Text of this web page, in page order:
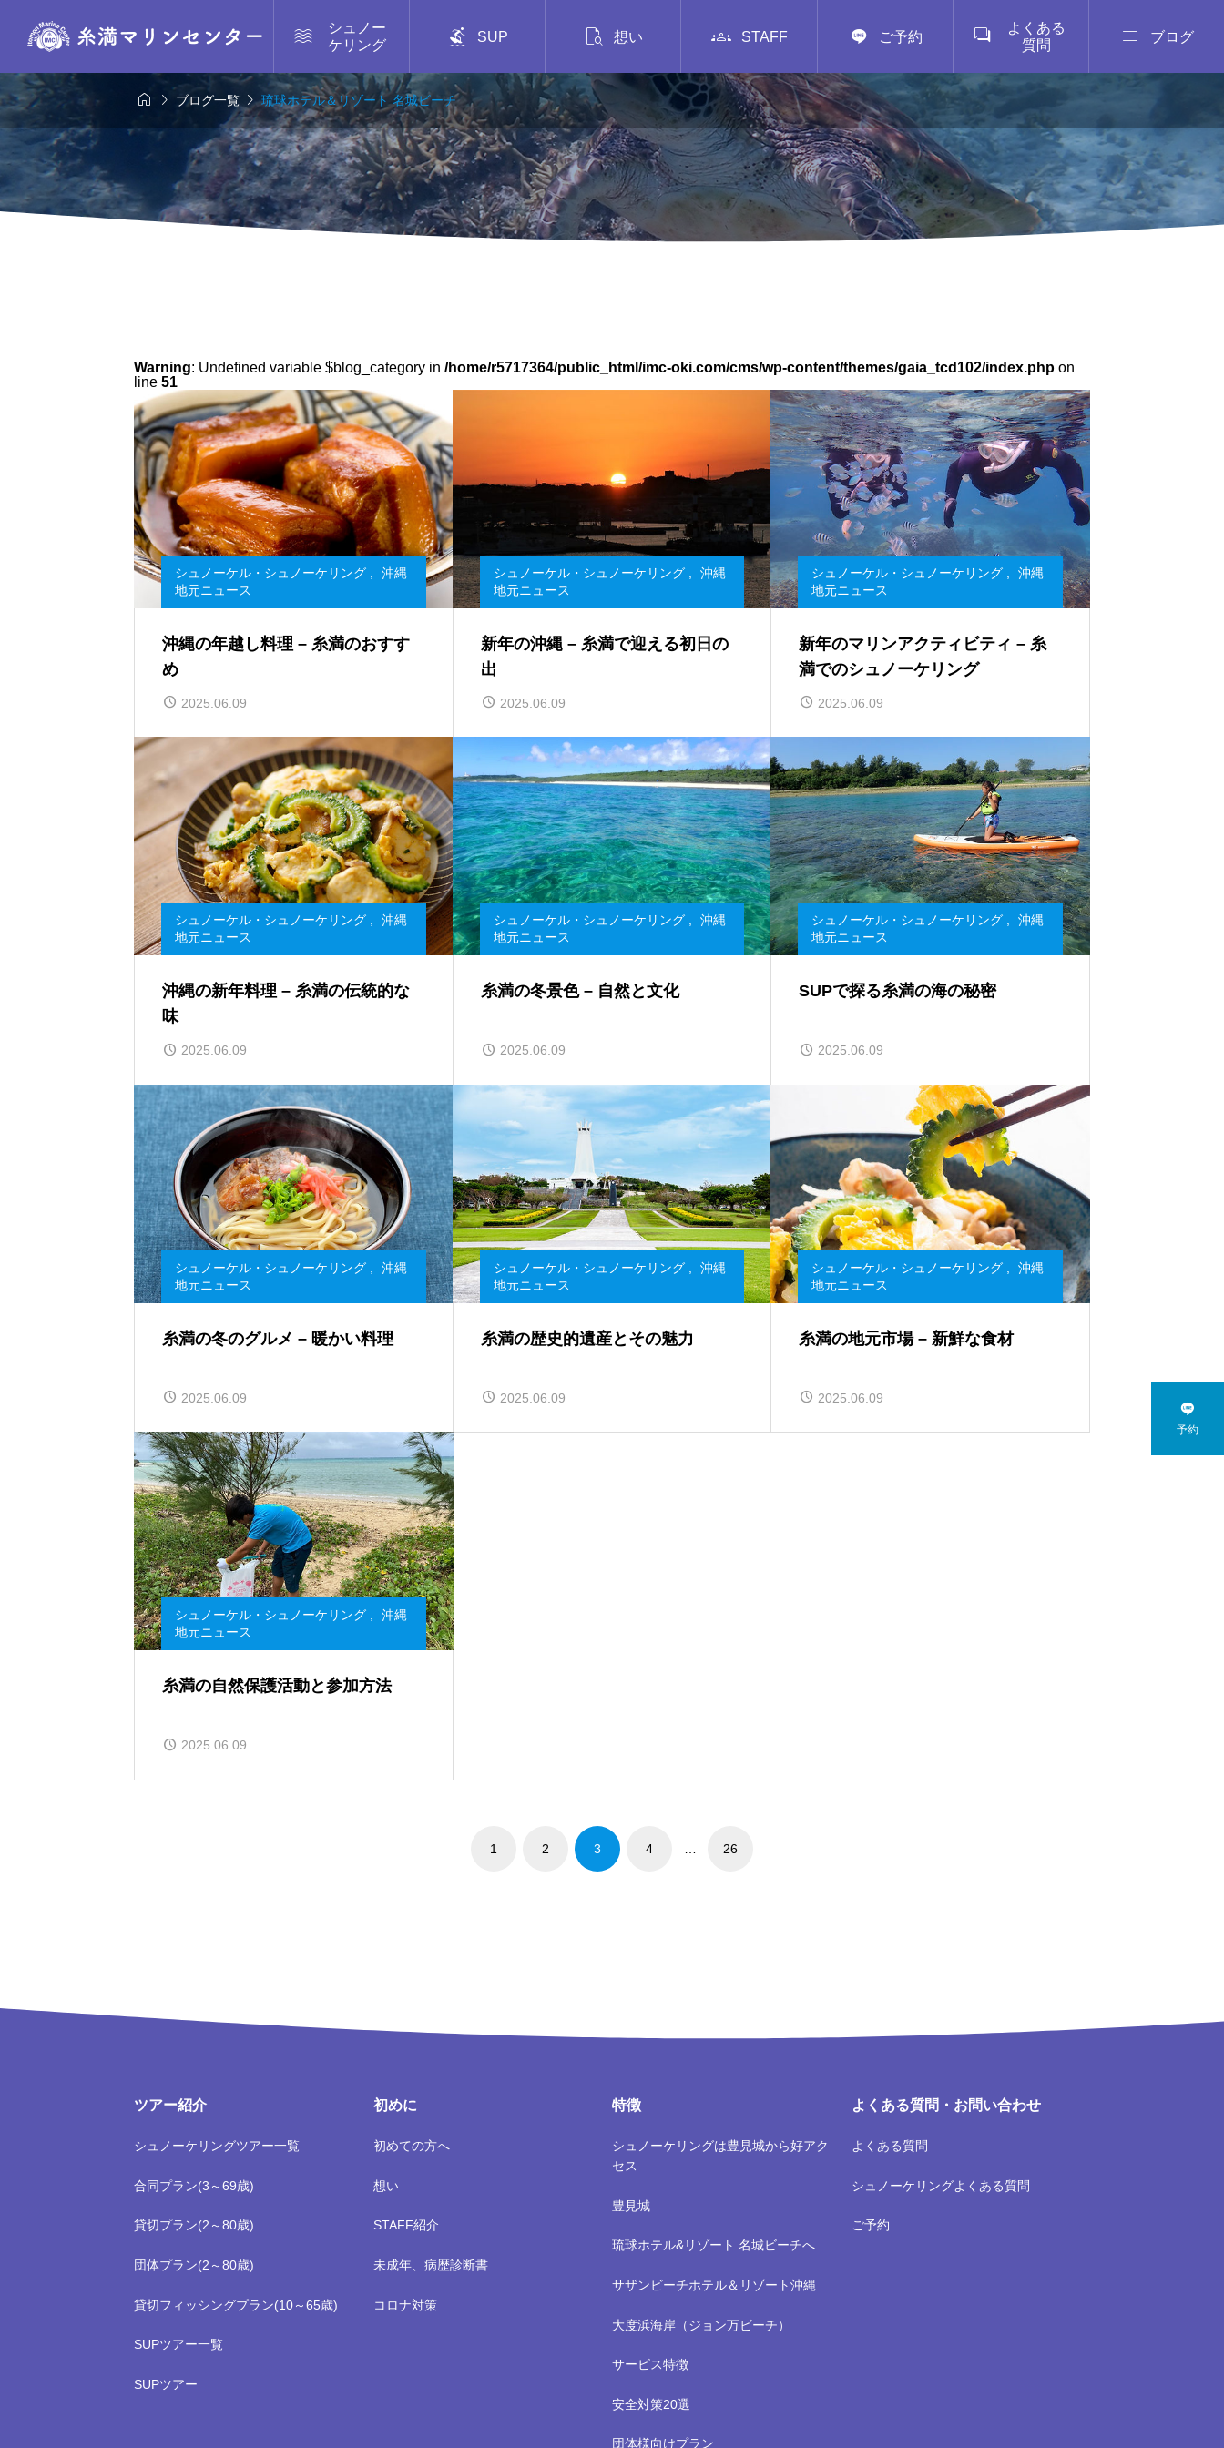

シュノー
ケリング
 SUP  想い  STAFF  ご予約 
よくある
質問
 ブログ
  ブログ一覧琉球ホテル＆リゾート 名城ビーチ
Warning: Undefined variable $blog_category in /home/r5717364/public_html/imc-oki.com/cms/wp-content/themes/gaia_tcd102/index.php on
line 51
シュノーケル・シュノーケリング
沖縄
地元ニュース
沖縄の年越し料理 – 糸満のおすす
め
2025.06.09
シュノーケル・シュノーケリング
沖縄
地元ニュース
新年の沖縄 – 糸満で迎える初日の
出
2025.06.09
シュノーケル・シュノーケリング
沖縄
地元ニュース
新年のマリンアクティビティ – 糸
満でのシュノーケリング
2025.06.09
シュノーケル・シュノーケリング ,
沖縄
地元ニュース
沖縄の新年料理 – 糸満の伝統的な
味
2025.06.09
シュノーケル・シュノーケリング ,
沖縄
地元ニュース
糸満の冬景色 – 自然と文化
2025.06.09
シュノーケル・シュノーケリング ,
沖縄
地元ニュース
SUPで探る糸満の海の秘密
2025.06.09
シュノーケル・シュノーケリング
沖縄
地元ニュース
糸満の冬のグルメ – 暖かい料理
2025.06.09
シュノーケル・シュノーケリング
沖縄
地元ニュース
糸満の歴史的遺産とその魅力
2025.06.09
シュノーケル・シュノーケリング
沖縄
地元ニュース
糸満の地元市場 – 新鮮な食材
2025.06.09
シュノーケル・シュノーケリング ,
沖縄
地元ニュース
糸満の自然保護活動と参加方法
2025.06.09
1 2 3 4 26
ツアー紹介
シュノーケリングツアー一覧
合同プラン(3～69歳)
貸切プラン(2～80歳)
団体プラン(2～80歳)
貸切フィッシングプラン(10～65歳)
SUPツアー一覧
SUPツアー
初めに
初めての方へ
想い
STAFF紹介
未成年、病歴診断書
コロナ対策
特徴
シュノーケリングは豊見城から好アク
セス
豊見城
琉球ホテル&リゾート 名城ビーチへ
サザンビーチホテル＆リゾート沖縄
大度浜海岸（ジョン万ビーチ）
サービス特徴
安全対策20選
団体様向けプラン
よくある質問・お問い合わせ
よくある質問
シュノーケリングよくある質問
ご予約

予約